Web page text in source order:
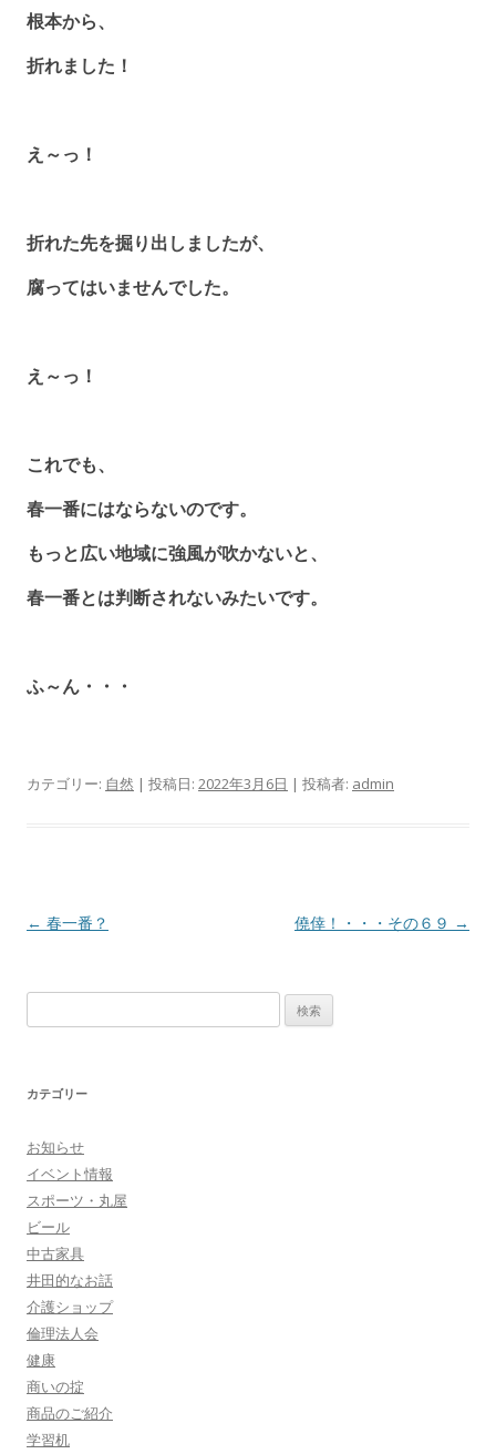
根本から、
折れました！
え～っ！
折れた先を掘り出しましたが、
腐ってはいませんでした。
え～っ！
これでも、
春一番にはならないのです。
もっと広い地域に強風が吹かないと、
春一番とは判断されないみたいです。
ふ～ん・・・
カテゴリー: 自然 | 投稿日: 2022年3月6日 | 投稿者: admin
投
ョ
ン
← 春一番？ 僥倖！・・・その６９ →
索
カテゴリー
お知らせ
イベント情報
スポーツ・丸屋
ビール
中古家具
井田的なお話
介護ショップ
倫理法人会
健康
商いの掟
商品のご紹介
学習机